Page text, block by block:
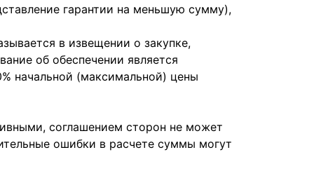
гарантии на меньшую сумму),
в извещении о закупке,
об обеспечении является
начальной (максимальной) цены
соглашением сторон не может
ошибки в расчете суммы могут